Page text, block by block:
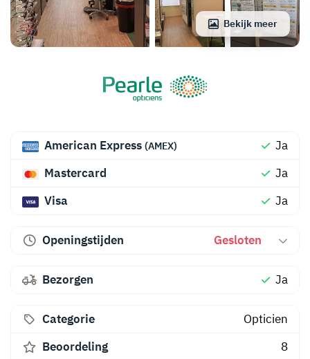
Bekijk meer
American Express (AMEX)
Ja
Mastercard
Ja
Visa
Ja
Openingstijden Gesloten
Bezorgen Ja
Categorie
Opticien
Beoordeling
8